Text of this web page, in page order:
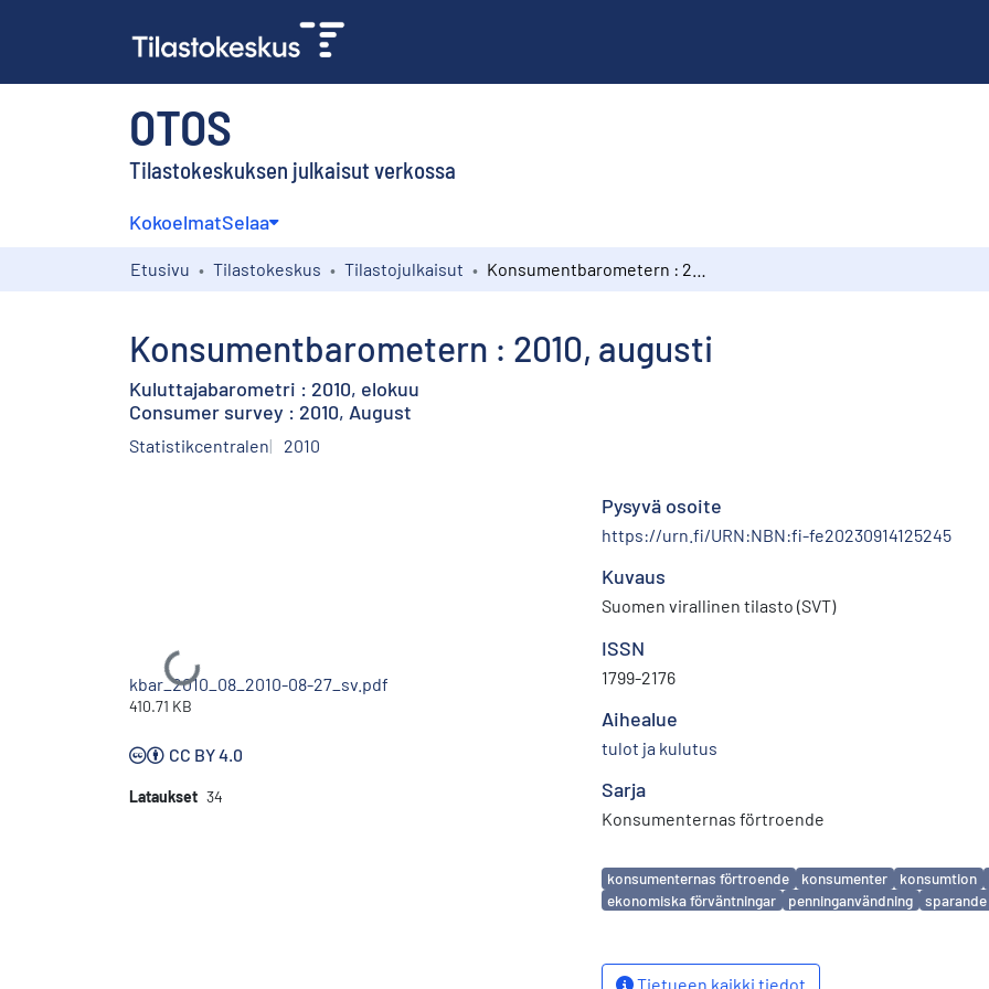
OTOS
Tilastokeskuksen julkaisut verkossa
KokoelmatSelaa
Etusivu Tilastokeskus Tilastojulkaisut
Konsumentbarometern : 2010, augusti
Kuluttajabarometri : 2010, elokuu
Consumer survey : 2010, August
Statistikcentralen 2010
Ladataan...
kbar_2010_08_2010-08-27_sv.pdf
410.71 KB
CC BY 4.0
Lataukset 34
Pysyvä osoite
https://urn.fi/URN:NBN:fi-fe20230914125245
Kuvaus
Suomen virallinen tilasto (SVT)
ISSN
1799-2176
Aihealue
tulot ja kulutus
Sarja
Konsumenternas förtroende
Avainsanat
konsumenternas förtroende konsumenter konsumtion
ekonomiska förväntningar
penninganvändning sparande
Tietueen kaikki tiedot